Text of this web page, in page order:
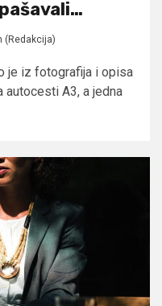
(Redakcija)
je iz fotografija i opisa
autocesti A3, a jedna